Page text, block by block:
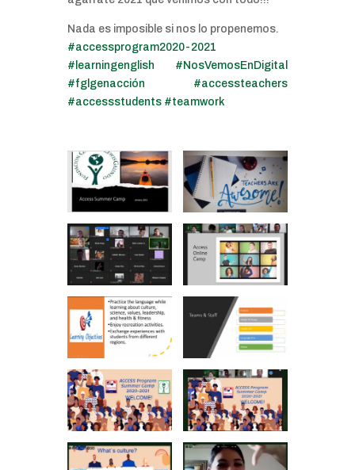
Nada es imposible si nos lo propenemos.
#accessprogram2020-2021
#learningenglish
#NosVemosEnDigital
#fglgenacción
#accessteachers
#accessstudents #teamwork